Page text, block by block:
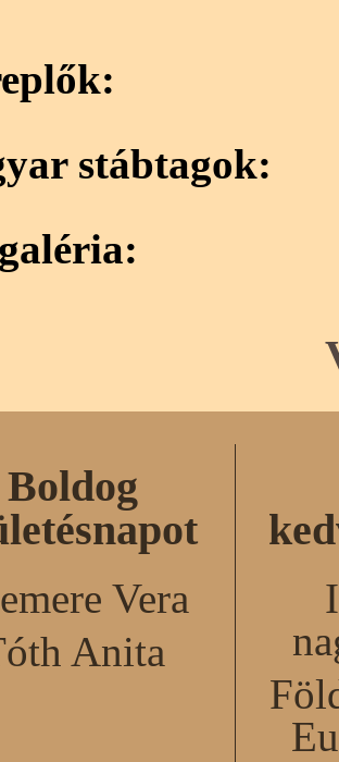
stábtagok:
Boldog
Vera
Anita